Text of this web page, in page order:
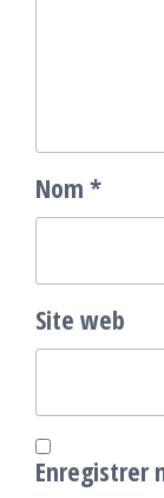
Nom *
Site web
Enregistrer